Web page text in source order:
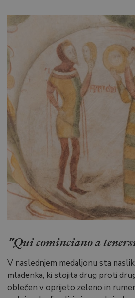
"Qui cominciano a
V naslednjem medaljonu sta
mladenka, ki stojita drug proti
oblečen v oprijeto zeleno in